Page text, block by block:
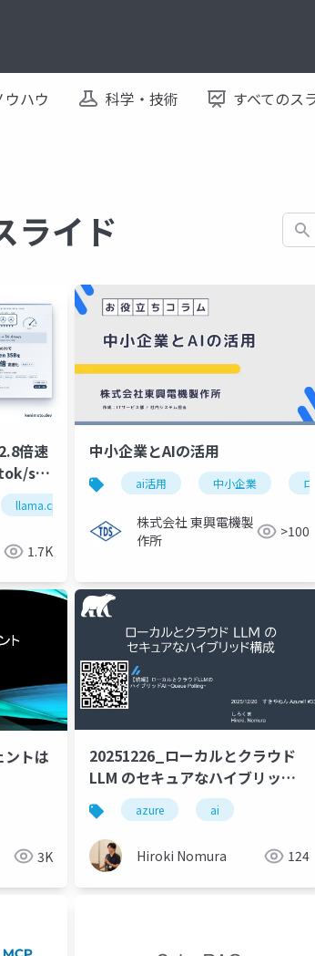
ウハウ 科学・技術 すべてのス
ライド 検索
ai
倍速
sを
ノー
llama.cpp
1.7K
中小企業とAIの活用
ai活用 中小企業
株式会社 東興電機製
作所
>100
ントは
3K
20251226_ローカルとクラウド
LLM のセキュアなハイブリッド
構成
azure ai
Hiroki Nomura 124